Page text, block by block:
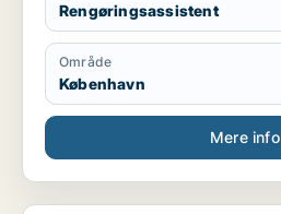
Rengøringsassistent
Område
København
Mere info